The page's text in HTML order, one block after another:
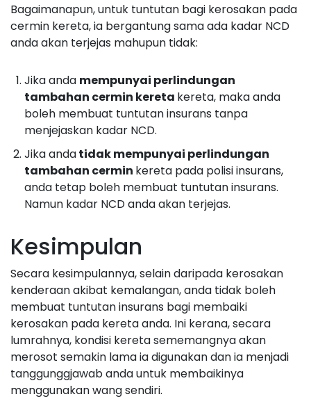
Bagaimanapun, untuk tuntutan bagi kerosakan pada
cermin kereta, ia bergantung sama ada kadar NCD
anda akan terjejas mahupun tidak:
Jika anda mempunyai perlindungan
tambahan cermin kereta kereta, maka anda
boleh membuat tuntutan insurans tanpa
menjejaskan kadar NCD.
Jika andatidak mempunyai perlindungan
tambahan cermin kereta pada polisi insurans,
anda tetap boleh membuat tuntutan insurans.
Namun kadar NCD anda akan terjejas.
Kesimpulan
Secara kesimpulannya, selain daripada kerosakan
kenderaan akibat kemalangan, anda tidak boleh
membuat tuntutan insurans bagi membaiki
kerosakan pada kereta anda. Ini kerana, secara
lumrahnya, kondisi kereta sememangnya akan
merosot semakin lama ia digunakan dan ia menjadi
tanggunggjawab anda untuk membaikinya
menggunakan wang sendiri.